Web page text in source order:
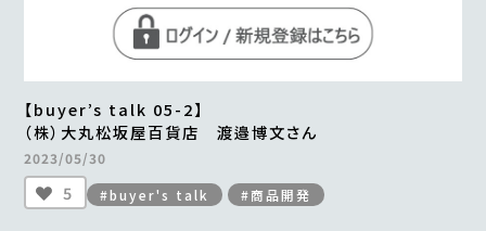
【buyer’s talk 05-2】
（株）大丸松坂屋百貨店 渡邉博文さん
2023/05/30
5 #buyer's talk #商品開発